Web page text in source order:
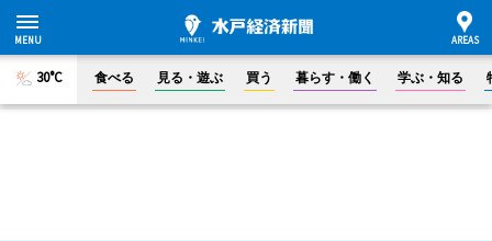
30°C 食べる 見る・遊ぶ 買う 暮らす・働く 学ぶ・知る